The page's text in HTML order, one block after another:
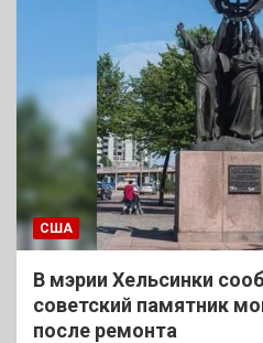
США
В мэрии Хельсинки
советский памятник
после ремонта